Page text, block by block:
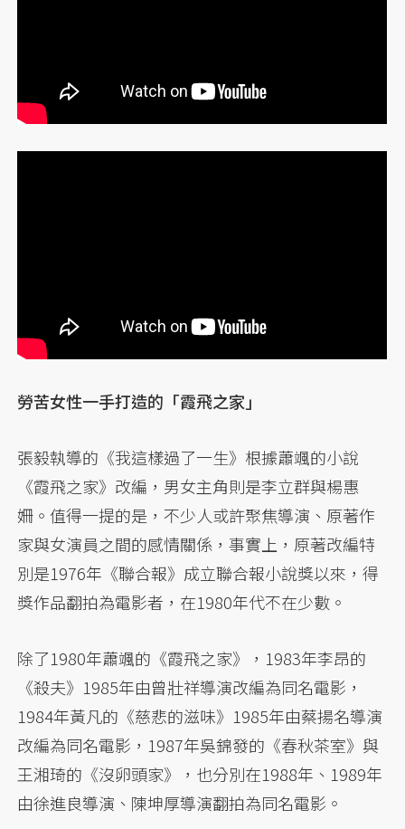
勞苦女性一手打造的「霞飛之家」
張毅執導的《我這樣過了一生》根據蕭颯的小說
《霞飛之家》改編，男女主角則是李立群與楊惠
姍。值得一提的是，不少人或許聚焦導演、原著作
家與女演員之間的感情關係，事實上，原著改編特
別是1976年《聯合報》成立聯合報小說獎以來，得
獎作品翻拍為電影者，在1980年代不在少數。
除了1980年蕭颯的《霞飛之家》，1983年李昂的
《殺夫》1985年由曾壯祥導演改編為同名電影，
1984年黃凡的《慈悲的滋味》1985年由蔡揚名導演
改編為同名電影，1987年吳錦發的《春秋茶室》與
王湘琦的《沒卵頭家》，也分別在1988年、1989年
由徐進良導演、陳坤厚導演翻拍為同名電影。